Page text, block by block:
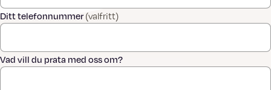
Ditt telefonnummer (valfritt)
Vad vill du prata med oss om?